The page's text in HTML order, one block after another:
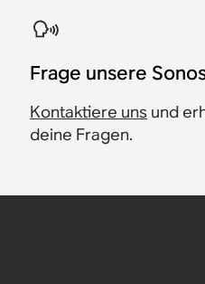
​Frage unsere
Kontaktiere uns und
deine Fragen.